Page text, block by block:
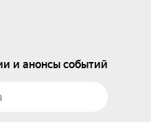
и анонсы событий